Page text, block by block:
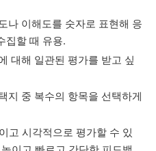
나 이해도를 숫자로 표현해 응
집할 때 유용.
대해 일관된 평가를 받고 싶
지 중 복수의 항목을 선택하게
고 시각적으로 평가할 수 있